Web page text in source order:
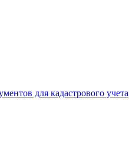
для кадастрового учета